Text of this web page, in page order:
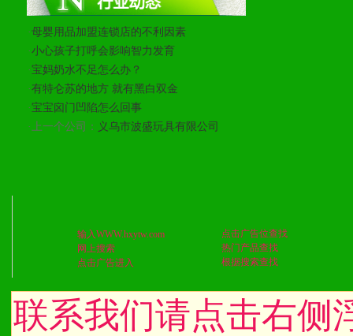
时收编销售效果显着的案
七、招商代理（全国各地）
1、认同我们的经营理念。
4、具备一定业务团队能
道，医药渠道并为之提供
5、具备较强的市场操作意
·母婴用品加盟连锁店的不利因素
·小心孩子打呼会影响智力发育
·宝妈奶水不足怎么办？
·有特仑苏的地方 就有黑白双金
·宝宝囟门凹陷怎么回事
·上一个公司： 义乌市波盛玩具有限公司
输入WWW.hxytw.com
网上搜索
点击广告进入
点击广告位查找
热门产品查找
根据搜索查找
联系我们请点击右侧